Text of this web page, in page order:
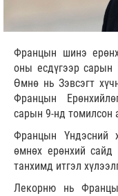
Францын шинэ
оны есдүгээр сарын
Өмнө нь Зэвсэгт
Францын
сарын 9-нд томилсон
Францын Үндэсний
өмнөх ерөнхий сайд
танхимд итгэл
Лекорню нь